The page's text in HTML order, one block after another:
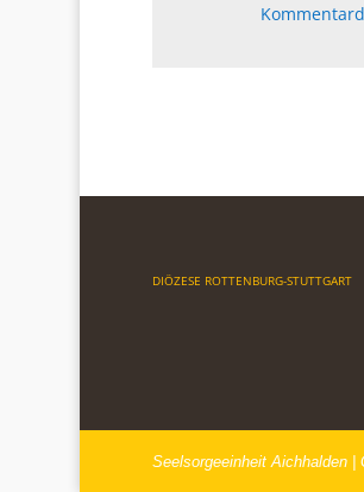
DIÖZESE ROTTENBURG-STUTTGART
Seelsorgeeinheit Aichhalden